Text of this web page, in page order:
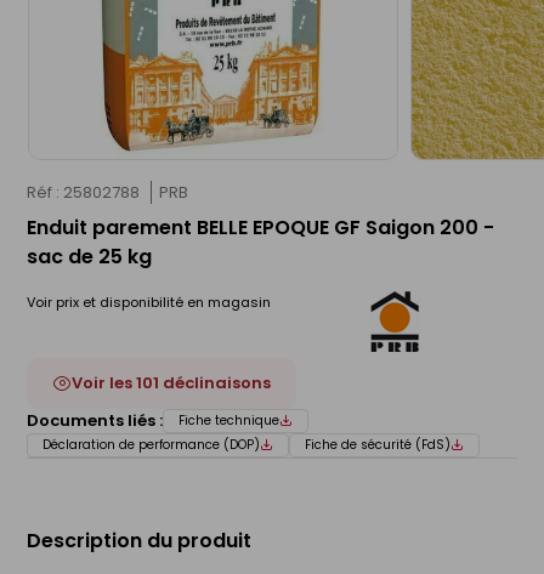
Réf : 25802788 PRB
Enduit parement BELLE EPOQUE GF Saigon 200 -
sac de 25 kg
Voir prix et disponibilité en magasin
Voir les 101 déclinaisons
Documents liés :
Fiche technique
Déclaration de performance (DOP)
Fiche de sécurité (FdS)
Description du produit